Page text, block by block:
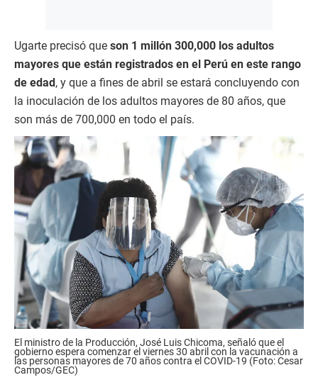
Ugarte precisó que son 1 millón 300,000 los adultos
mayores que están registrados en el Perú en este rango
de edad, y que a fines de abril se estará concluyendo con
la inoculación de los adultos mayores de 80 años, que
son más de 700,000 en todo el país.
El ministro de la Producción, José Luis Chicoma, señaló que el
gobierno espera comenzar el viernes 30 abril con la vacunación a
las personas mayores de 70 años contra el COVID-19 (Foto: Cesar
Campos/GEC)